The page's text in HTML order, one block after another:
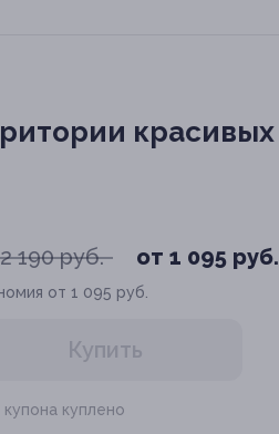
красивых
190 руб. от 1 095 руб.
от 1 095 руб.
Купить
купона куплено